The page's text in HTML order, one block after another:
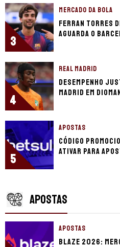
3
MERCADO DA BOLA
Ferran Torres
aguarda o
4
REAL MADRID
Desempenho
Madrid em
5
APOSTAS
Código
ativar para
APOSTAS
APOSTAS
Blaze 2026: